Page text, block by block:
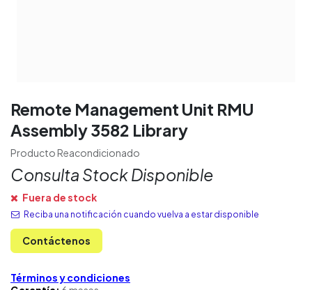
Remote Management Unit RMU
Assembly 3582 Library
Producto Reacondicionado
Consulta Stock Disponible
Fuera de stock
Reciba una notificación cuando vuelva a estar disponible
Contáctenos
Términos y condiciones